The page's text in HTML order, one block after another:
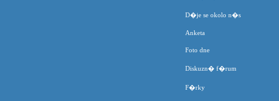
D�je se okolo n�s
Anketa
Foto dne
Diskuzn� f�rum
F�rky